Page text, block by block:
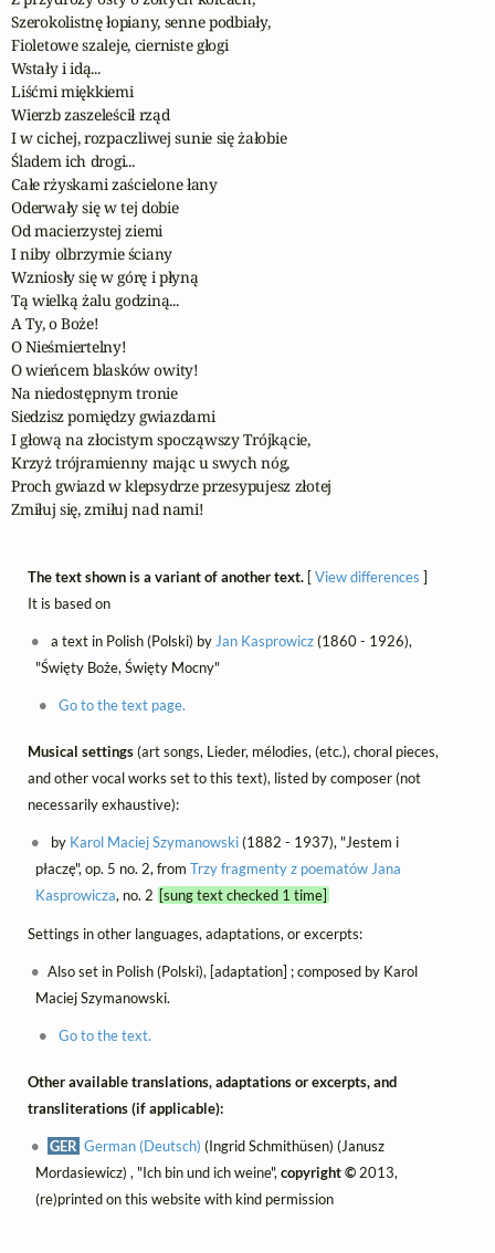
Szerokolistnę łopiany, senne podbiały,
Fioletowe szaleje, cierniste głogi
Wstały i idą...
Liśćmi miękkiemi
Wierzb zaszeleścił rząd
I w cichej, rozpaczliwej sunie się żałobie
Śladem ich drogi...
Całe rżyskami zaścielone łany
Oderwały się w tej dobie
Od macierzystej ziemi
I niby olbrzymie ściany
Wzniosły się w górę i płyną
Tą wielką żalu godziną...
A Ty, o Boże!
O Nieśmiertelny!
O wieńcem blasków owity!
Na niedostępnym tronie
Siedzisz pomiędzy gwiazdami
I głową na złocistym spocząwszy Trójkącie,
Krzyż trójramienny mając u swych nóg,
Proch gwiazd w klepsydrze przesypujesz złotej
Zmiłuj się, zmiłuj nad nami!
The text shown is a variant of another text. [View differences ]
It is based on
a text in Polish (Polski) by Jan Kasprowicz(1860 - 1926),
"Święty Boże, Święty Mocny"
Go to the text page.
Musical settings(art songs, Lieder, mélodies, (etc.), choral pieces,
and other vocal works set to this text), listed by composer (not
necessarily exhaustive):
by Karol Maciej Szymanowski(1882 - 1937), "Jestem i
płaczę", op. 5 no. 2, from Trzy fragmenty z poematów Jana
Kasprowicza, no. 2 [sung text checked 1 time]
Settings in other languages, adaptations, or excerpts:
Also set in Polish (Polski), [adaptation] ; composed by Karol
Maciej Szymanowski.
Go to the text.
Other available translations, adaptations or excerpts, and
transliterations (if applicable):
GER German (Deutsch) (Ingrid Schmithüsen) (Janusz
Mordasiewicz) , "Ich bin und ich weine", copyright ©2013,
(re)printed on this website with kind permission